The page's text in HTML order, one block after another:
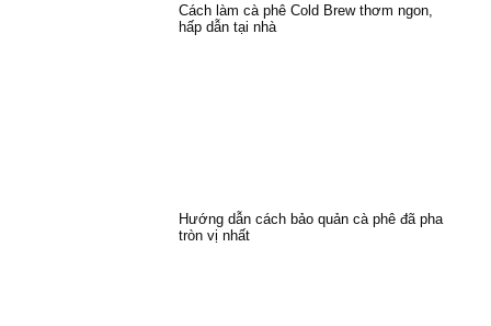
Cách làm cà phê Cold Brew thơm ngon,
hấp dẫn tại nhà
Hướng dẫn cách bảo quản cà phê đã pha
tròn vị nhất